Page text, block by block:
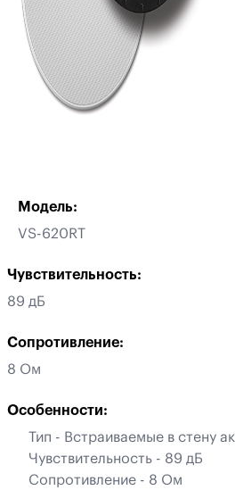
Модель:
VS-620RT
Чувствительность:
89 дБ
Сопротивление:
8 Ом
Особенности:
Тип - Встраиваемые в стену
Чувствительность - 89 дБ
Сопротивление - 8 Ом